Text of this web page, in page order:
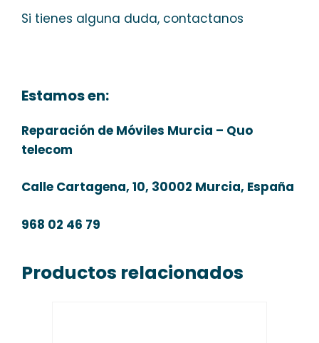
Si tienes alguna duda, contactanos
Estamos en:
Reparación de Móviles Murcia – Quo
telecom
Calle Cartagena, 10, 30002 Murcia, España
968 02 46 79
Productos relacionados